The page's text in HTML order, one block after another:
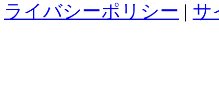
ライバシーポリシー | サ